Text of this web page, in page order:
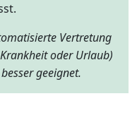
Vertretung
oder Urlaub)
geeignet.